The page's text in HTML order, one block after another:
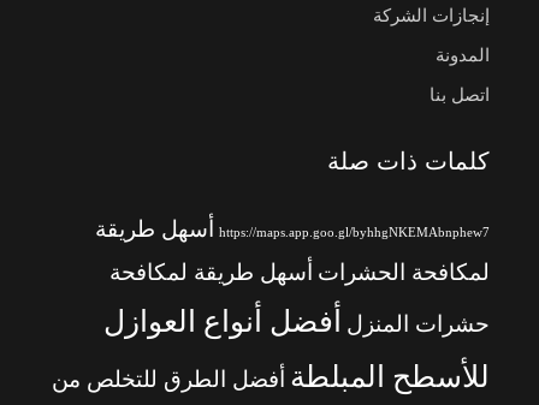
إنجازات الشركة
المدونة
اتصل بنا
كلمات ذات صلة
https://maps.app.goo.gl/byhhgNKEMAbnphew7
أسهل طريقة
لمكافحة الحشرات أسهل طريقة لمكافحة
حشرات المنزل
أفضل أنواع العوازل
للأسطح المبلطة أفضل الطرق للتخلص من